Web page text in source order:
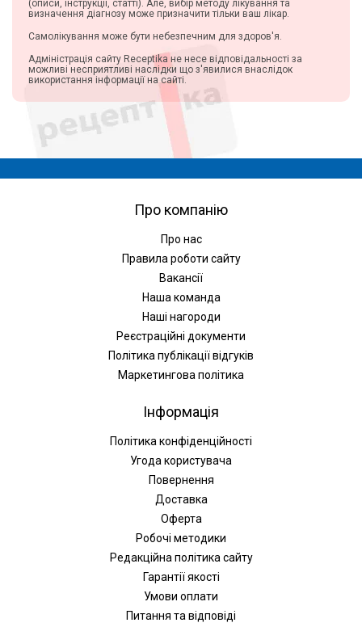
(описи, інструкції, статті). Але, вибір методу лікування та
визначення діагнозу може призначити тільки ваш лікар.
Самолікування може бути небезпечним для здоров'я.
Адміністрація сайту Receptika не несе відповідальності за
можливі несприятливі наслідки що з'явилися внаслідок
використання інформації на сайті.
Про компанію
Про нас
Правила роботи сайту
Вакансії
Наша команда
Наші нагороди
Реєстраційні документи
Політика публікації відгуків
Маркетингова політика
Інформація
Політика конфіденційності
Угода користувача
Повернення
Доставка
Оферта
Робочі методики
Редакційна політика сайту
Гарантії якості
Умови оплати
Питання та відповіді